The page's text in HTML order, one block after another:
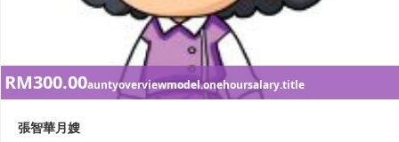
RM300.00auntyoverviewmodel.onehoursalary.title
張智華月嫂